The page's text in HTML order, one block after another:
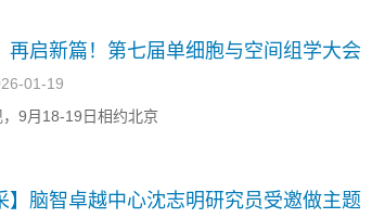
再启新篇！第七届单细胞与空间组学大会
01-19
9月18-19日相约北京
】脑智卓越中心沈志明研究员受邀做主题